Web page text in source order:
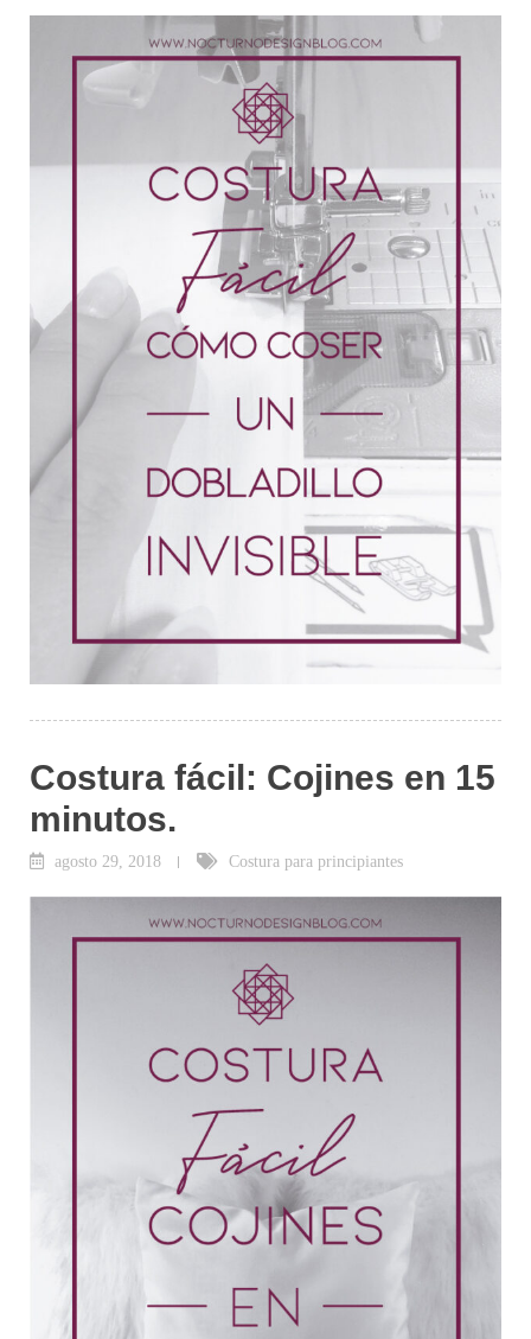
Costura fácil: Cojines en 15
minutos.
agosto 29, 2018 Costura para principiantes